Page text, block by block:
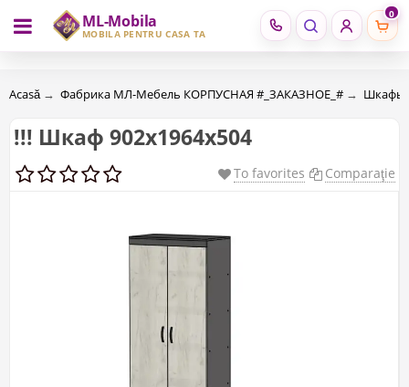
ML-Mobila
MOBILĂ PENTRU CASA TA
0
RU RO
Acasă → Фабрика МЛ-Мебель КОРПУСНАЯ #_ЗАКАЗНОЕ_# → Шкафы
!!! Шкаф 902x1964x504
To favorites Comparaţie